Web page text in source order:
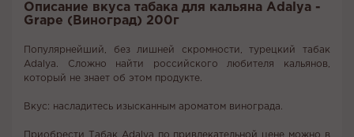
Описание вкуса табака для кальяна Adalya -
Grape (Виноград) 200г
Популярнейший, без лишней скромности, турецкий табак
Adalya. Сложно найти российского любителя кальянов,
который не знает об этом продукте.
Вкус: насладитесь изысканным ароматом винограда.
Приобрести Табак Adalya по привлекательной цене можно в